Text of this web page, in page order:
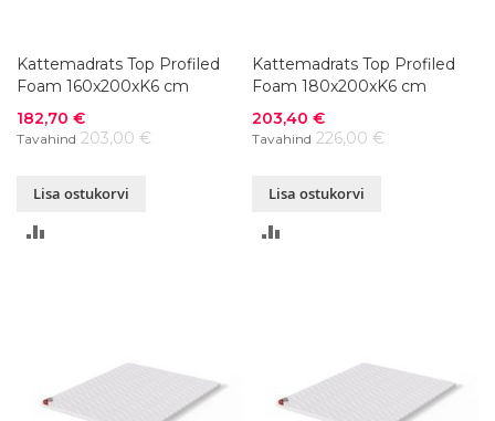
Kattemadrats Top Profiled
Foam 160x200xK6 cm
Soodushind
182,70 €
Tavahind 203,00 €
Lisa ostukorvi
Kattemadrats Top Profiled
Foam 180x200xK6 cm
Soodushind
203,40 €
Tavahind 226,00 €
Lisa ostukorvi